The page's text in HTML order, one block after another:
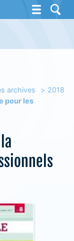
archives
2018
pour les